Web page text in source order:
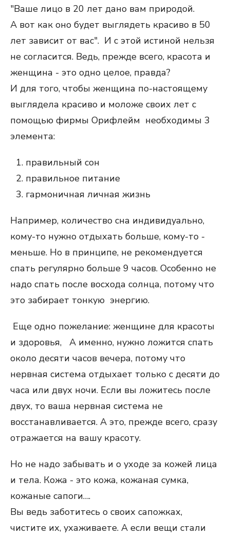
"Ваше лицо в 20 лет дано вам природой.
А вот как оно будет выглядеть красиво в 50
лет зависит от вас". И с этой истиной нельзя
не согласится. Ведь, прежде всего, красота и
женщина - это одно целое, правда?
И для того, чтобы женщина по-настоящему
выглядела красиво и моложе своих лет с
помощью фирмы Орифлейм необходимы 3
элемента:
правильный сон
правильное питание
гармоничная личная жизнь
Например, количество сна индивидуально,
кому-то нужно отдыхать больше, кому-то -
меньше. Но в принципе, не рекомендуется
спать регулярно больше 9 часов. Особенно не
надо спать после восхода солнца, потому что
это забирает тонкую энергию.
Еще одно пожелание: женщине для красоты
и здоровья, А именно, нужно ложится спать
около десяти часов вечера, потому что
нервная система отдыхает только с десяти до
часа или двух ночи. Если вы ложитесь после
двух, то ваша нервная система не
восстанавливается. А это, прежде всего, сразу
отражается на вашу красоту.
Но не надо забывать и о уходе за кожей лица
и тела. Кожа - это кожа, кожаная сумка,
кожаные сапоги….
Вы ведь заботитесь о своих сапожках,
чистите их, ухаживаете. А если вещи стали